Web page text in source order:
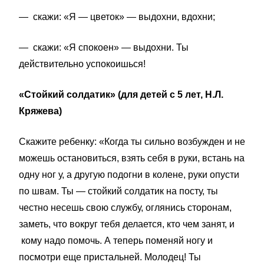
— скажи: «Я — цветок» — выдохни, вдохни;
— скажи: «Я спокоен» — выдохни. Ты
действительно успокоишься!
«Стойкий солдатик» (для детей с 5 лет, Н.Л.
Кряжева)
Скажите ребенку: «Когда ты сильно возбужден и не
можешь остановиться, взять себя в руки, встань на
одну ног у, а другую подогни в колене, руки опусти
по швам. Ты — стойкий солдатик на посту, ты
честно несешь свою службу, оглянись сторонам,
заметь, что вокруг тебя делается, кто чем занят, и
кому надо помочь. А теперь поменяй ногу и
посмотри еще пристальней. Молодец! Ты